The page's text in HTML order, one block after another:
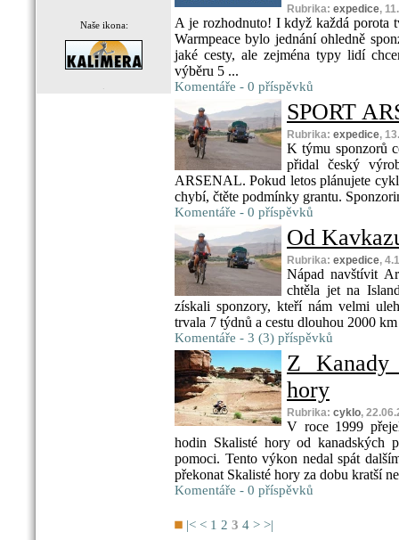
Naše ikona:
Rubrika: expedice,
A je rozhodnuto! I když každá porota
Warmpeace bylo jednání ohledně
jaké cesty, ale zejména typy lidí
výběru 5 ...
Komentáře - 0 příspěvků
SPORT
Rubrika: expedice,
K týmu sponzorů
přidal český
ARSENAL. Pokud letos plánujete
chybí, čtěte podmínky grantu.
Komentáře - 0 příspěvků
Od
Rubrika: expedice,
Nápad navštívit
chtěla jet na
získali sponzory, kteří nám velmi
trvala 7 týdnů a cestu dlouhou 2000
Komentáře - 3 (3) příspěvků
Z Kanady
hory
Rubrika: cyklo,
V roce 1999
hodin Skalisté hory od kanadských
pomoci. Tento výkon nedal spát
překonat Skalisté hory za dobu kratší
Komentáře - 0 příspěvků
|< < 1 2 3 4 > >|